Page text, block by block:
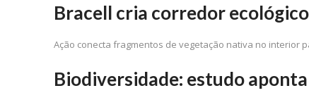
Bracell cria corredor
Ação conecta fragmentos de vegetação nativa no interior
Biodiversidade: estudo